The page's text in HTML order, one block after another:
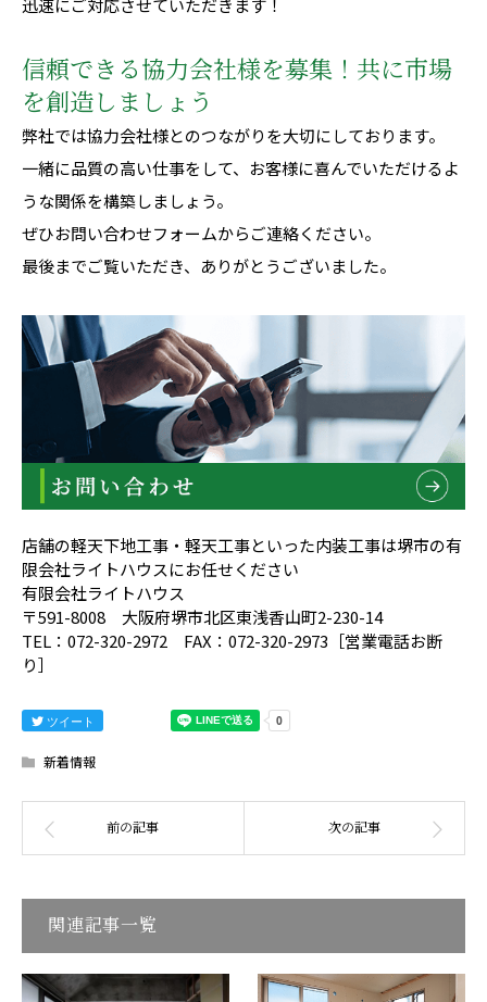
迅速にご対応させていただきます！
信頼できる協力会社様を募集！共に市場
を創造しましょう
弊社では協力会社様とのつながりを大切にしております。
一緒に品質の高い仕事をして、お客様に喜んでいただけるよ
うな関係を構築しましょう。
ぜひお問い合わせフォームからご連絡ください。
最後までご覧いただき、ありがとうございました。
店舗の軽天下地工事・軽天工事といった内装工事は堺市の有
限会社ライトハウスにお任せください
有限会社ライトハウス
〒591-8008 大阪府堺市北区東浅香山町2-230-14
TEL：072-320-2972 FAX：072-320-2973［営業電話お断
り］
ツイート
新着情報
関連記事一覧